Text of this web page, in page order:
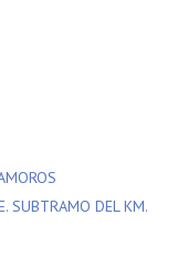
SUBTRAMO DEL KM.